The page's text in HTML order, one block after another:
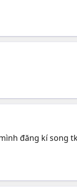
đăng kí song